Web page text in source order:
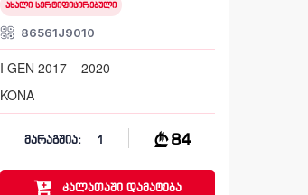
ახალი სერტიფიცირებული
86561J9010
I GEN 2017 – 2020
KONA
მარაგშია: 1 84
კალათაშიდამატება